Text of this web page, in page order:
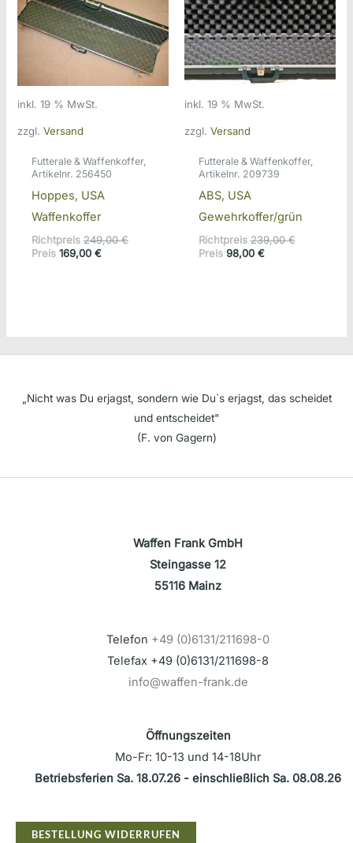
inkl. 19 % MwSt.
zzgl.Versand
Futterale & Waffenkoffer,
Artikelnr. 256450
Hoppes, USA
Waffenkoffer
Richtpreis 249,00€Ursprünglicher
Preis 169,00 €Aktueller
inkl. 19 % MwSt.
zzgl. Versand
Futterale & Waffenkoffer,
Artikelnr. 209739
ABS, USA
Gewehrkoffer/grün
Richtpreis 239,00€
Preis 98,00 €Aktueller
„Nicht was Du erjagst, sondern wie Du`s erjagst, das scheidet
und entscheidet"
(F. von Gagern)
Waffen Frank GmbH
Steingasse 12
55116 Mainz
Telefon +49 (0)6131/211698-0
Telefax +49 (0)6131/211698-8
info@waffen-frank.de
Öffnungszeiten
Mo-Fr: 10-13 und 14-18Uhr
Betriebsferien Sa. 18.07.26 - einschließlich Sa. 08.08.26
BESTELLUNG WIDERRUFEN